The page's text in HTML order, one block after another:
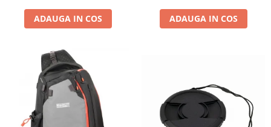
ADAUGA IN COS ADAUGA IN COS